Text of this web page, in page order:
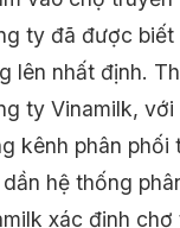
ty đã được
lên nhất định.
ty Vinamilk,
kênh phân phối
hệ thống
xác định